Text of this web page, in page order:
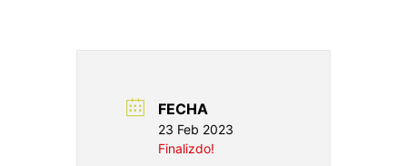
FECHA
23 Feb 2023
Finalizdo!